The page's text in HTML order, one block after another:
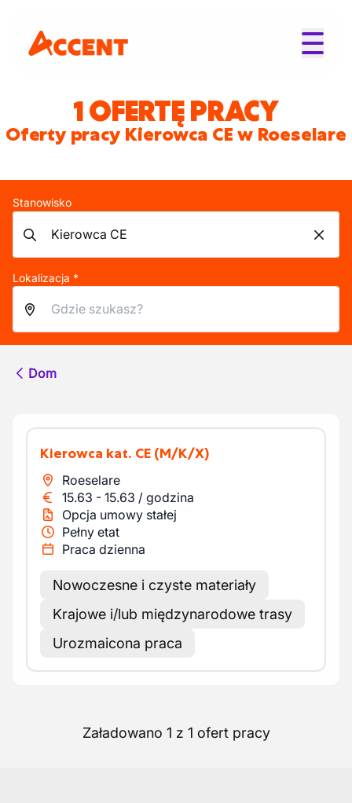
1 OFERTĘ PRACY
Oferty pracy Kierowca CE w Roeselare
Stanowisko
Lokalizacja *
Dom
Kierowca kat. CE (M/K/X)
Roeselare
15.63 - 15.63 / godzina
Opcja umowy stałej
Pełny etat
Praca dzienna
Nowoczesne i czyste materiały
Krajowe i/lub międzynarodowe trasy
Urozmaicona praca
Załadowano 1 z 1 ofert pracy